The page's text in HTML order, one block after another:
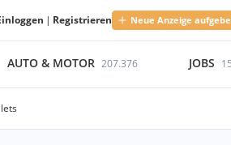
| Registrieren Neue Anzeige
AUTO & MOTOR 207.376 JOBS